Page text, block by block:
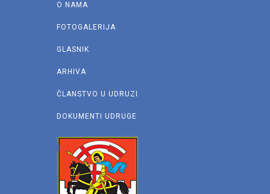
O NAMA
FOTOGALERIJA
GLASNIK
ARHIVA
ČLANSTVO U UDRUZI
DOKUMENTI UDRUGE